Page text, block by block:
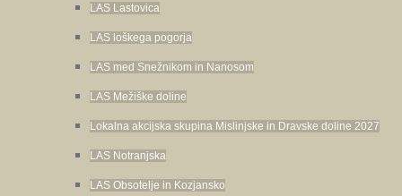
LAS Lastovica
LAS loškega pogorja
LAS med Snežnikom in Nanosom
LAS Mežiške doline
Lokalna akcijska skupina Mislinjske in Dravske doline 2027
LAS Notranjska
LAS Obsotelje in Kozjansko